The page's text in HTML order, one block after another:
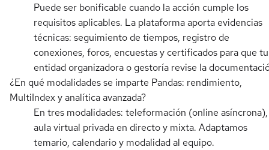
Puede ser bonificable cuando la acción cumple los
requisitos aplicables. La plataforma aporta evidencias
técnicas: seguimiento de tiempos, registro de
conexiones, foros, encuestas y certificados para que tu
entidad organizadora o gestoría revise la
¿En qué modalidades se imparte Pandas: rendimiento,
MultiIndex y analítica avanzada?
En tres modalidades: teleformación (online asíncrona),
aula virtual privada en directo y mixta. Adaptamos
temario, calendario y modalidad al equipo.